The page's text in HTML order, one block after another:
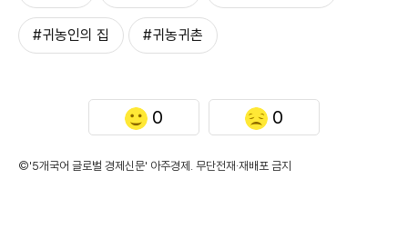
#귀농인의 집 #귀농귀촌
0 0
©'5개국어 글로벌 경제신문' 아주경제. 무단전재·재배포 금지